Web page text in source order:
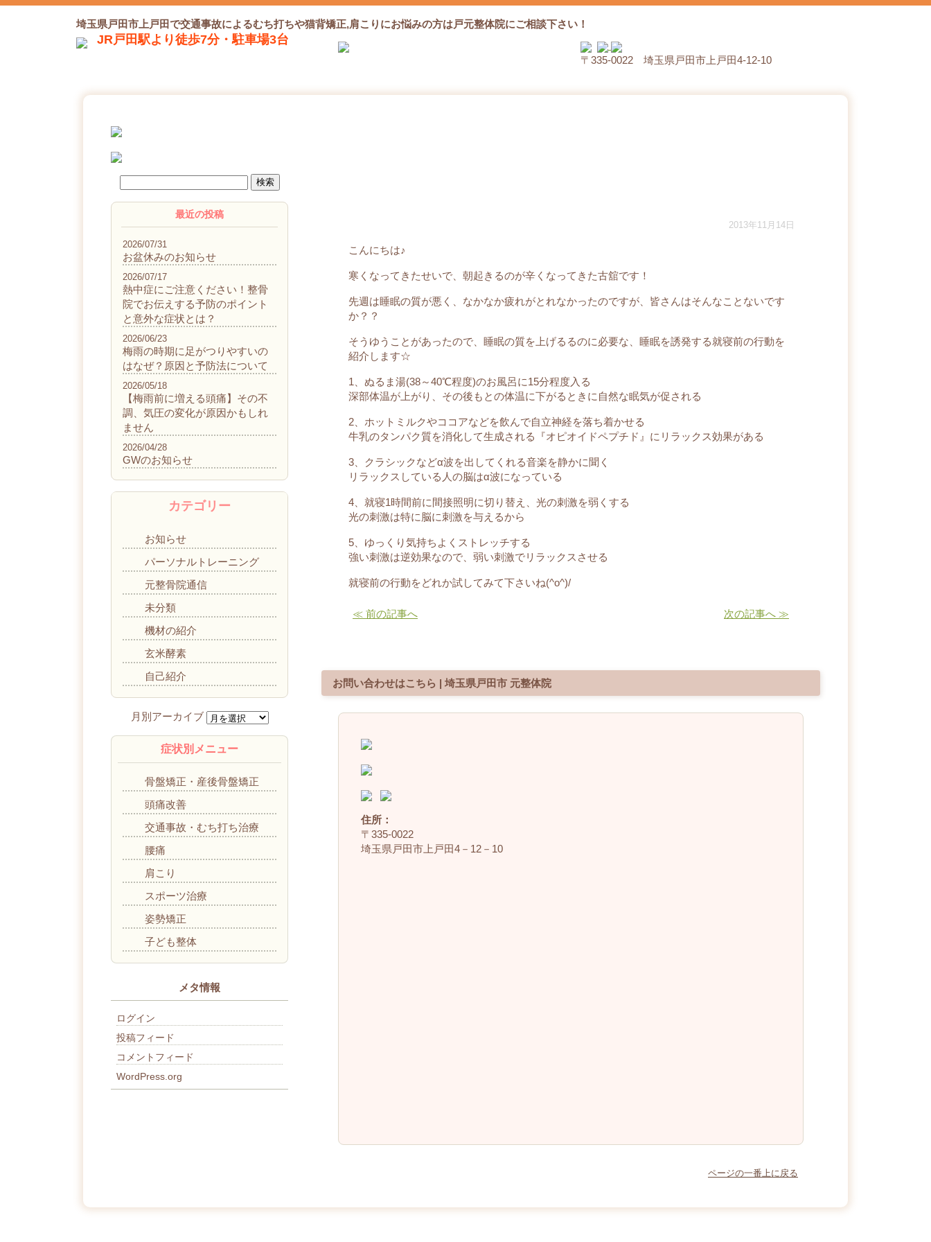
埼玉県戸田市上戸田で交通事故によるむち打ちや猫背矯正,肩こりにお悩みの方は戸元整体院にご相談下さい！
JR戸田駅より徒歩7分・駐車場3台
〒335‐0022 埼玉県戸田市上戸田4-12-10
2013年11月14日
こんにちは♪
寒くなってきたせいで、朝起きるのが辛くなってきた古舘です！
先週は睡眠の質が悪く、なかなか疲れがとれなかったのですが、皆さんはそんなことないです
か？？
そうゆうことがあったので、睡眠の質を上げるるのに必要な、睡眠を誘発する就寝前の行動を
紹介します☆
1、ぬるま湯(38～40℃程度)のお風呂に15分程度入る
深部体温が上がり、その後もとの体温に下がるときに自然な眠気が促される
2、ホットミルクやココアなどを飲んで自立神経を落ち着かせる
牛乳のタンパク質を消化して生成される『オピオイドペプチド』にリラックス効果がある
3、クラシックなどα波を出してくれる音楽を静かに聞く
リラックスしている人の脳はα波になっている
4、就寝1時間前に間接照明に切り替え、光の刺激を弱くする
光の刺激は特に脳に刺激を与えるから
5、ゆっくり気持ちよくストレッチする
強い刺激は逆効果なので、弱い刺激でリラックスさせる
就寝前の行動をどれか試してみて下さいね(^o^)/
≪ 前の記事へ 次の記事へ ≫
お問い合わせはこちら | 埼玉県戸田市 元整体院
住所：
〒335‐0022
埼玉県戸田市上戸田4－12－10
ページの一番上に戻る
最近の投稿
お盆休みのお知らせ
2026/07/31
熱中症にご注意ください！整骨
院でお伝えする予防のポイント
と意外な症状とは？
2026/07/17
梅雨の時期に足がつりやすいの
はなぜ？原因と予防法について
2026/06/23
【梅雨前に増える頭痛】その不
調、気圧の変化が原因かもしれ
ません
2026/05/18
GWのお知らせ
2026/04/28
カテゴリー
お知らせ
パーソナルトレーニング
元整骨院通信
未分類
機材の紹介
玄米酵素
自己紹介
症状別メニュー
骨盤矯正・産後骨盤矯正
頭痛改善
交通事故・むち打ち治療
腰痛
肩こり
スポーツ治療
姿勢矯正
子ども整体
メタ情報
ログイン
投稿フィード
コメントフィード
WordPress.org